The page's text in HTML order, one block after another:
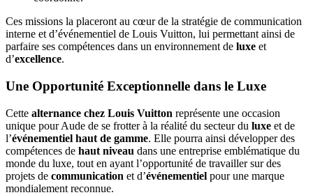
Ces missions la placeront au cœur de la stratégie de communication
interne et d’événementiel de Louis Vuitton, lui permettant ainsi de
parfaire ses compétences dans un environnement de luxe et
d’excellence.
Une Opportunité Exceptionnelle dans le Luxe
Cette alternance chez Louis Vuitton représente une occasion
unique pour Aude de se frotter à la réalité du secteur du luxe et de
l’événementiel haut de gamme. Elle pourra ainsi développer des
compétences de haut niveau dans une entreprise emblématique du
monde du luxe, tout en ayant l’opportunité de travailler sur des
projets de communication et d’événementiel pour une marque
mondialement reconnue.